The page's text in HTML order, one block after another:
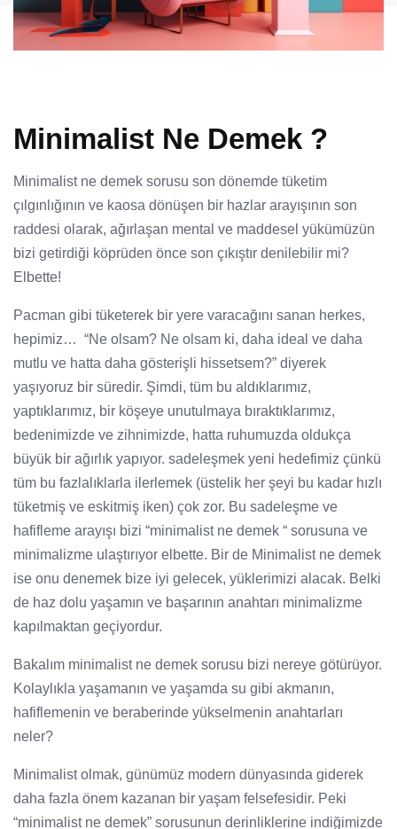
Minimalist Ne Demek ?
Minimalist ne demek sorusu son dönemde tüketim
çılgınlığının ve kaosa dönüşen bir hazlar arayışının son
raddesi olarak, ağırlaşan mental ve maddesel yükümüzün
bizi getirdiği köprüden önce son çıkıştır denilebilir mi?
Elbette!
Pacman gibi tüketerek bir yere varacağını sanan herkes,
hepimiz… “Ne olsam? Ne olsam ki, daha ideal ve daha
mutlu ve hatta daha gösterişli hissetsem?” diyerek
yaşıyoruz bir süredir. Şimdi, tüm bu aldıklarımız,
yaptıklarımız, bir köşeye unutulmaya bıraktıklarımız,
bedenimizde ve zihnimizde, hatta ruhumuzda oldukça
büyük bir ağırlık yapıyor. sadeleşmek yeni hedefimiz çünkü
tüm bu fazlalıklarla ilerlemek (üstelik her şeyi bu kadar hızlı
tüketmiş ve eskitmiş iken) çok zor. Bu sadeleşme ve
hafifleme arayışı bizi “minimalist ne demek “ sorusuna ve
minimalizme ulaştırıyor elbette. Bir de Minimalist ne demek
ise onu denemek bize iyi gelecek, yüklerimizi alacak. Belki
de haz dolu yaşamın ve başarının anahtarı minimalizme
kapılmaktan geçiyordur.
Bakalım minimalist ne demek sorusu bizi nereye götürüyor.
Kolaylıkla yaşamanın ve yaşamda su gibi akmanın,
hafiflemenin ve beraberinde yükselmenin anahtarları
neler?
Minimalist olmak, günümüz modern dünyasında giderek
daha fazla önem kazanan bir yaşam felsefesidir. Peki
“minimalist ne demek” sorusunun derinliklerine indiğimizde